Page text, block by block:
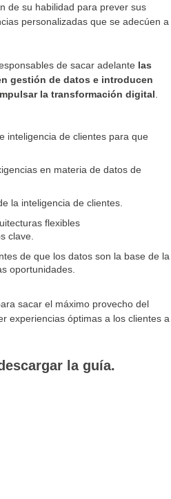
de su habilidad para prever sus
personalizadas que se adecúen a
de sacar adelante las
gestión de datos e introducen
la transformación digital
inteligencia de clientes para que
en materia de datos de
la inteligencia de clientes.
flexibles
clave.
de que los datos son la base de la
oportunidades.
sacar el máximo provecho del
experiencias óptimas a los clientes a
la guía.